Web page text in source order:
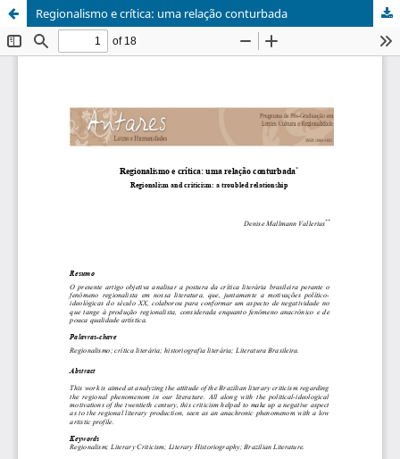
Regionalismo e crítica: uma relação conturbada